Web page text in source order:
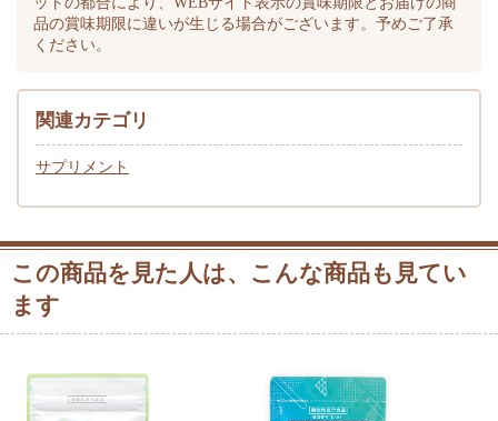
品の賞味期限に違いが生じる場合がございます。予めご了承
ください。
関連カテゴリ
サプリメント
この商品を見た人は、こんな商品も見てい
ます